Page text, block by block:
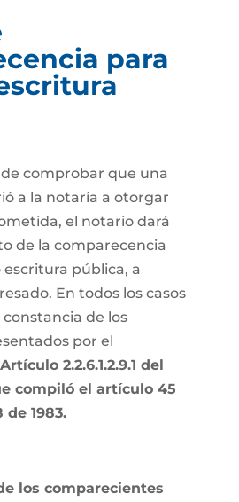
para
comprobar que una
a la notaría a otorgar
el notario dará
de la comparecencia
pública, a
En todos los casos
de los
por el
Artículo 2.2.6.1.2.9.1 del
compiló el artículo 45
de 1983.
los comparecientes